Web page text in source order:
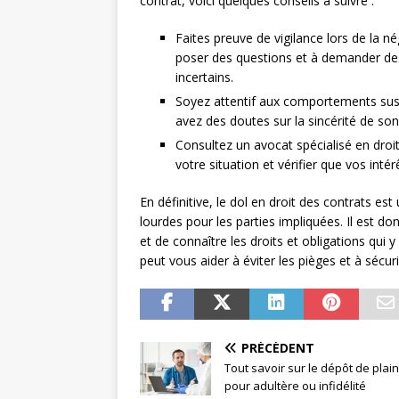
Faites preuve de vigilance lors de la
poser des questions et à demander
incertains.
Soyez attentif aux comportements
avez des doutes sur la sincérité de
Consultez un avocat spécialisé en
votre situation et vérifier que vos
En définitive, le dol en droit des contrats
lourdes pour les parties impliquées. Il est
et de connaître les droits et obligations qui
peut vous aider à éviter les pièges et à
PRÉCÉDENT
Tout savoir sur le dépôt de
pour adultère ou infidélité